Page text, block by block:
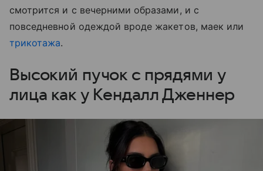
смотрится и с вечерними образами, и с
повседневной одеждой вроде жакетов, маек или
трикотажа.
Высокий пучок с прядями у
лица как у Кендалл Дженнер